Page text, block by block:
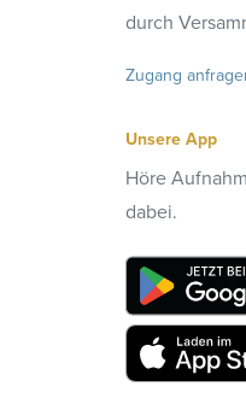
durch
Zugang
Unsere App
Höre
dabei.